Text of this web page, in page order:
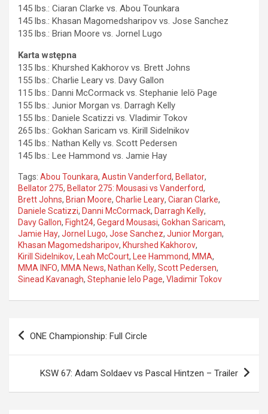
145 lbs.: Ciaran Clarke vs. Abou Tounkara
145 lbs.: Khasan Magomedsharipov vs. Jose Sanchez
135 lbs.: Brian Moore vs. Jornel Lugo
Karta wstępna
135 lbs.: Khurshed Kakhorov vs. Brett Johns
155 lbs.: Charlie Leary vs. Davy Gallon
115 lbs.: Danni McCormack vs. Stephanie Ielö Page
155 lbs.: Junior Morgan vs. Darragh Kelly
155 lbs.: Daniele Scatizzi vs. Vladimir Tokov
265 lbs.: Gokhan Saricam vs. Kirill Sidelnikov
145 lbs.: Nathan Kelly vs. Scott Pedersen
145 lbs.: Lee Hammond vs. Jamie Hay
Tags: Abou Tounkara, Austin Vanderford, Bellator,
Bellator 275, Bellator 275: Mousasi vs Vanderford,
Brett Johns, Brian Moore, Charlie Leary, Ciaran Clarke,
Daniele Scatizzi, Danni McCormack, Darragh Kelly,
Davy Gallon, Fight24, Gegard Mousasi, Gokhan Saricam,
Jamie Hay, Jornel Lugo, Jose Sanchez, Junior Morgan,
Khasan Magomedsharipov, Khurshed Kakhorov,
Kirill Sidelnikov, Leah McCourt, Lee Hammond, MMA,
MMA INFO, MMA News, Nathan Kelly, Scott Pedersen,
Sinead Kavanagh, Stephanie Ielo Page, Vladimir Tokov
Nawigacja
ONE Championship: Full Circle
KSW 67: Adam Soldaev vs Pascal Hintzen – Trailer